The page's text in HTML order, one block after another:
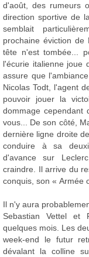
d'août, des rumeurs
direction sportive de
semblait
prochaine éviction de
tête n'est tombée...
l'écurie italienne joue
assure que
Nicolas Todt, l'agent
pouvoir jouer la
dommage cependant
vous... De son côté,
dernière ligne droite
conduire à sa
d'avance sur
craindre. Il arrive du
conquis, son « Armée
Il n'y aura
Sebastian Vettel et
quelques mois. Les
week-end le futur
dévalant la colline